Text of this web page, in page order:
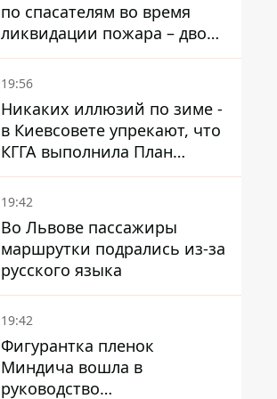
по спасателям во время
ликвидации пожара – двое
раненых
19:56
Никаких иллюзий по зиме -
в Киевсовете упрекают, что
КГГА выполнила План
устойчивости на 20%
19:42
Во Львове пассажиры
маршрутки подрались из-за
русского языка
19:42
Фигурантка пленок
Миндича вошла в
руководство